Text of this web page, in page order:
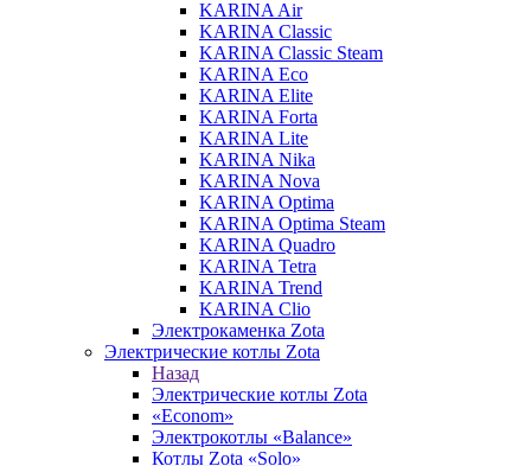
KARINA Air
KARINA Classic
KARINA Classic Steam
KARINA Eco
KARINA Elite
KARINA Forta
KARINA Lite
KARINA Nika
KARINA Nova
KARINA Optima
KARINA Optima Steam
KARINA Quadro
KARINA Tetra
KARINA Trend
KARINA Clio
Электрокаменка Zota
Электрические котлы Zota
Назад
Электрические котлы Zota
«Econom»
Электрокотлы «Balance»
Котлы Zota «Solo»